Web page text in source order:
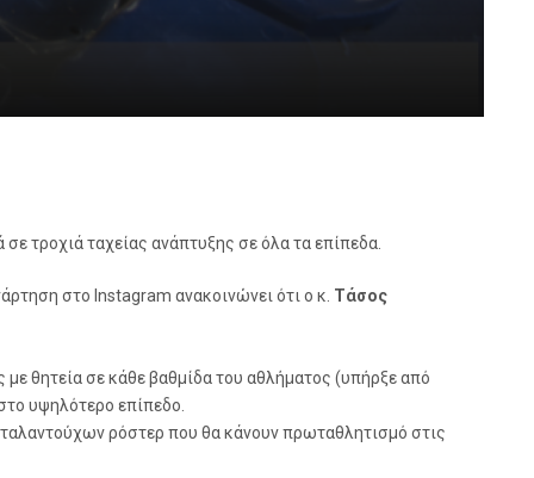
τροχιά ταχείας ανάπτυξης σε όλα τα επίπεδα.
στο Instagram ανακοινώνει ότι ο κ. Τάσος
θητεία σε κάθε βαθμίδα του αθλήματος (υπήρξε από
υψηλότερο επίπεδο.
ρόστερ που θα κάνουν πρωταθλητισμό στις